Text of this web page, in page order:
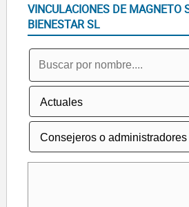
VINCULACIONES DE MAGNETO
BIENESTAR SL